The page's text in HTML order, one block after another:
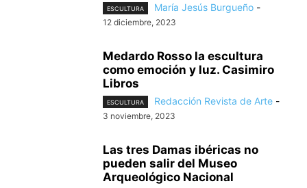
ESCULTURA María Jesús Burgueño -
12 diciembre, 2023
Medardo Rosso la escultura
como emoción y luz. Casimiro
Libros
ESCULTURA Redacción Revista de Arte -
3 noviembre, 2023
Las tres Damas ibéricas no
pueden salir del Museo
Arqueológico Nacional